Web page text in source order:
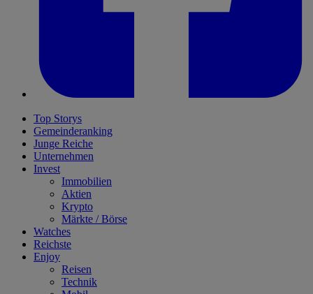
Top Storys
Gemeinderanking
Junge Reiche
Unternehmen
Invest
Immobilien
Aktien
Krypto
Märkte / Börse
Watches
Reichste
Enjoy
Reisen
Technik